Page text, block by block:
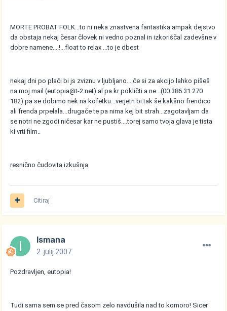
MORTE PROBAT FOLK...to ni neka znastvena fantastika ampak dejstvo
da obstaja nekaj česar človek ni vedno poznal in izkoriščal zadevšne v
dobre namene....!...float to relax ...to je dbest
nekaj dni po plači bi js zviznu v ljubljano....če si za akcijo lahko pišeš
na moj mail (eutopia@t-2.net) al pa kr pokličti a ne...(00 386 31 270
182) pa se dobimo nek na kofetku...verjetn bi tak še kakšno frendico
ali frenda prpelala...drugače te pa nima kej bit strah...zagotavljam da
se notri ne zgodi ničesar kar ne pustiš....torej samo tvoja glava je tista
ki vrti film..
resnično čudovita izkušnja
Citiraj
Ismana
2. julij 2007
Pozdravljen, eutopia!
Tudi sama sem se pred časom zelo navdušila nad to komoro! Sicer